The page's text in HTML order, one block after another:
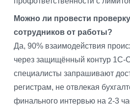
Можно ли провести
сотрудников от работы?
Да, 90% взаимодействия
через защищённый контур 1С-
специалисты запрашивают
регистрам, не отвлекая
финального интервью на 2-3